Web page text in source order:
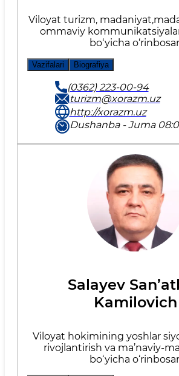
Viloyat turizm,
ommaviy
bo‘yicha
Vazifalari Biografiya
(0362) 223-00-94
turizm@xorazm.uz
http://xorazm.uz
Dushanba - Juma
Salayev
Kamilovich
Viloyat hokimining yoshlar
rivojlantirish va ma’naviy-
bo‘yicha